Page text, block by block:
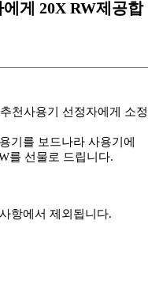
게 20X RW제공합
천사용기 선정자에게 소정
기를 보드나라 사용기에
를 선물로 드립니다.
항에서 제외됩니다.